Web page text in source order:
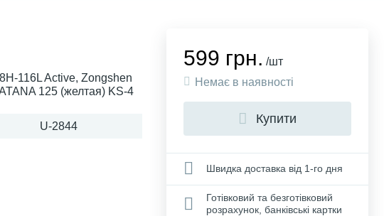
116L Active, Zongshen
125 (желтая) KS-4
U-2844
599 грн. /шт
Немає в наявності
Купити
Швидка доставка від 1-го дня
Готівковий та безготівковий
розрахунок, банківські картки